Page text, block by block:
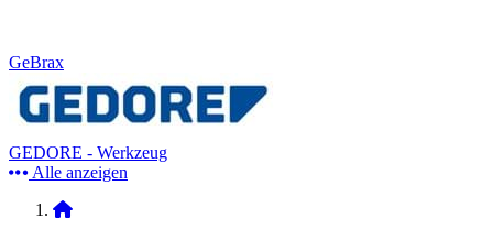
GeBrax
GEDORE - Werkzeug
Alle anzeigen